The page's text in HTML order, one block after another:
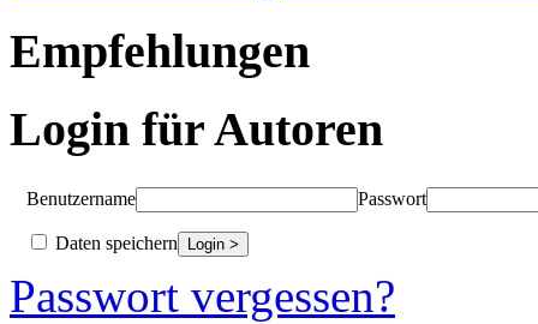
Empfehlungen
Login für Autoren
Benutzername Passwort
Daten speichern
Passwort vergessen?